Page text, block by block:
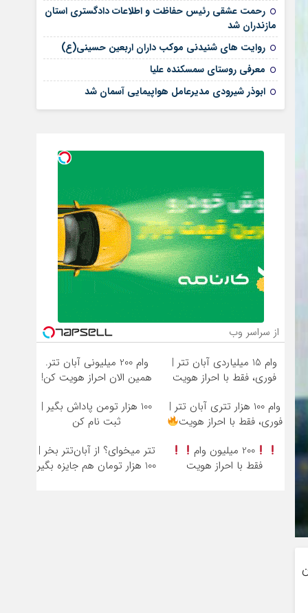
رحمت عشقی رئیس حفاظت و اطلاعات دادگستری استان
مازندران شد
روایت های شنیدنی موکب داران اربعین حسینی(ع)
معرفی روستای سمسکنده علیا
ابوذر شیرودی مدیرعامل هواپیمایی آسمان شد
از سراسر وب
وام 15 میلیاردی آبان تتر |
فوری، فقط با احراز هویت
وام 200 میلیونی آبان تتر.
همین الان احراز هویت کن!
وام 100 هزار تتری آبان تتر |
فوری، فقط با احراز هویت
100 هزار تومن پاداش بگیر |
ثبت نام کن
200 میلیون وام
فقط با احراز هویت
تتر میخوای؟ از آبان‌تتر بخر |
100 هزار تومان هم جایزه بگیر